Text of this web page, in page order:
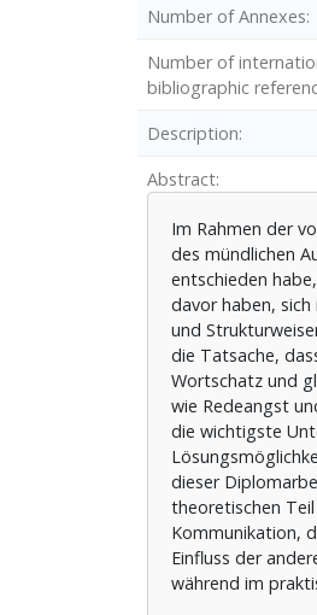
Number of Annexes
Number of
bibliographic
Description
Abstract
Im Rahmen der
des mündlichen
entschieden
davor haben,
und
die Tatsache,
Wortschatz und
wie Redeangst
die wichtigste
dieser
theoretischen
Kommunikation,
Einfluss der
während im